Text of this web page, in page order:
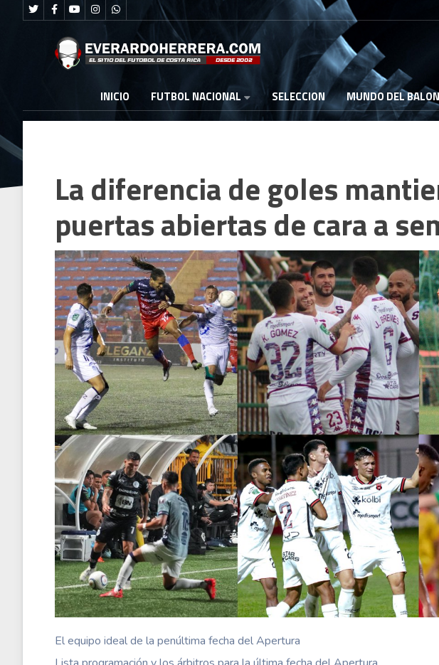
INICIO FUTBOL NACIONAL SELECCION MUNDO DEL BALON
La diferencia de goles
puertas abiertas de cara a
El equipo ideal de la penúltima fecha del Apertura